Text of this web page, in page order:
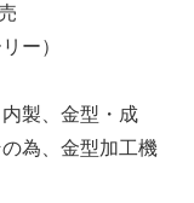
ー）
製、金型・成
為、金型加工機